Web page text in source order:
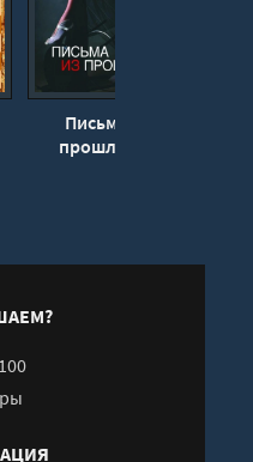
Письма из
прошлого -